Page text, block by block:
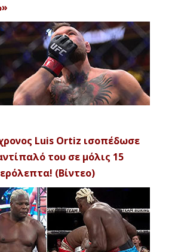
Luis Ortiz ισοπέδωσε
του σε μόλις 15
(Βίντεο)